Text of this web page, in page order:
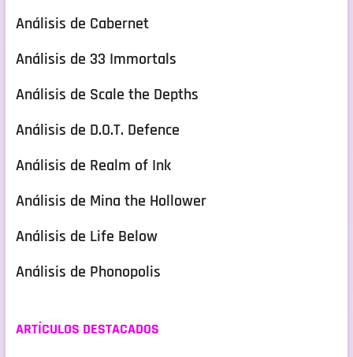
Análisis de Cabernet
Análisis de 33 Immortals
Análisis de Scale the Depths
Análisis de D.O.T. Defence
Análisis de Realm of Ink
Análisis de Mina the Hollower
Análisis de Life Below
Análisis de Phonopolis
ARTÍCULOS DESTACADOS